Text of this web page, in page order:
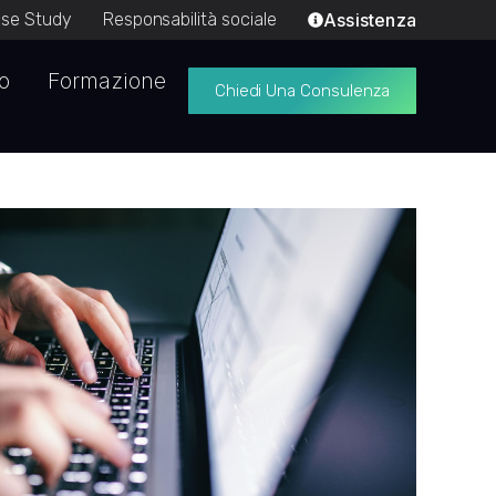
Study Responsabilità sociale Assistenza
Formazione Chiedi Una Consulenza